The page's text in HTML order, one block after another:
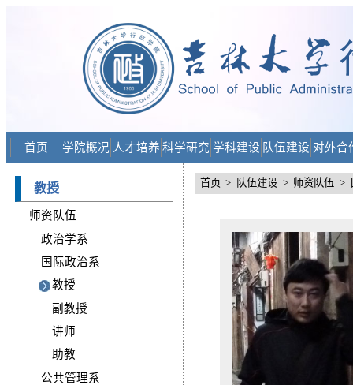
首页 学院概况 人才培养 科学研究 学科建设 队伍建设 对外合
教授
师资队伍
政治学系
国际政治系
教授
副教授
讲师
助教
公共管理系
首页 > 队伍建设 > 师资队伍 >